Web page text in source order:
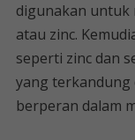
digunakan untuk
atau zinc.
seperti zinc dan
yang terkandung
berperan dalam